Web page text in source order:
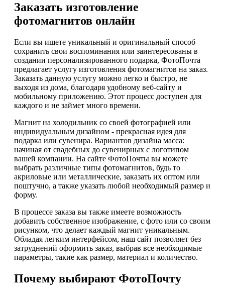
Заказать изготовление
фотомагнитов онлайн
Если вы ищете уникальный и оригинальный способ
сохранить свои воспоминания или заинтересованы в
создании персонализированного подарка, ФотоПочта
предлагает услугу изготовления фотомагнитов на заказ.
Заказать данную услугу можно легко и быстро, не
выходя из дома, благодаря удобному веб-сайту и
мобильному приложению. Этот процесс доступен для
каждого и не займет много времени.
Магнит на холодильник со своей фотографией или
индивидуальным дизайном - прекрасная идея для
подарка или сувенира. Вариантов дизайна масса:
начиная от свадебных до сувенирных с логотипом
вашей компании. На сайте ФотоПочты вы можете
выбрать различные типы фотомагнитов, будь то
акриловые или металлические, заказать их оптом или
поштучно, а также указать любой необходимый размер и
форму.
В процессе заказа вы также имеете возможность
добавить собственное изображение, с фото или со своим
рисунком, что делает каждый магнит уникальным.
Обладая легким интерфейсом, наш сайт позволяет без
затруднений оформить заказ, выбрав все необходимые
параметры, такие как размер, материал и количество.
Почему выбирают ФотоПочту